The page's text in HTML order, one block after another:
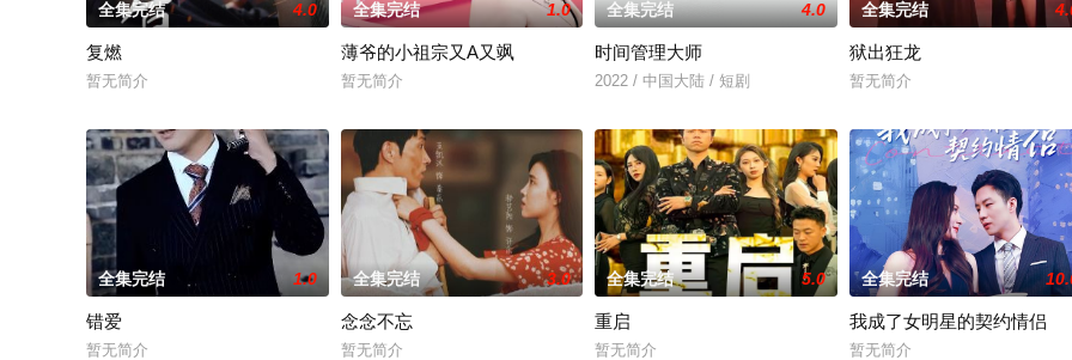
全集完结 4.0
复燃
暂无简介
全集完结 1.0
薄爷的小祖宗又A又飒
暂无简介
全集完结 4.0
时间管理大师
2022 / 中国大陆 / 短剧
全集完结
狱出狂龙
暂无简介
全集完结 1.0
错爱
暂无简介
全集完结 3.0
念念不忘
暂无简介
全集完结 5.0
重启
暂无简介
全集完结
我成了女明星的契约情侣
暂无简介